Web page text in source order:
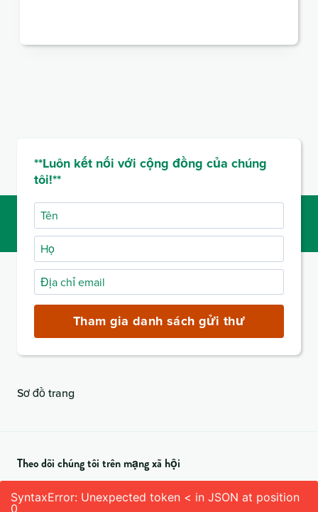
**Luôn kết nối với cộng đồng của chúng
tôi!**
Tên
Họ
Địa
chỉ
(bắt
buộc)
Tham gia danh sách gửi thư
Sơ đồ trang
Theo dõi chúng tôi trên mạng xã hội
SyntaxError: Unexpected token < in JSON at position
0